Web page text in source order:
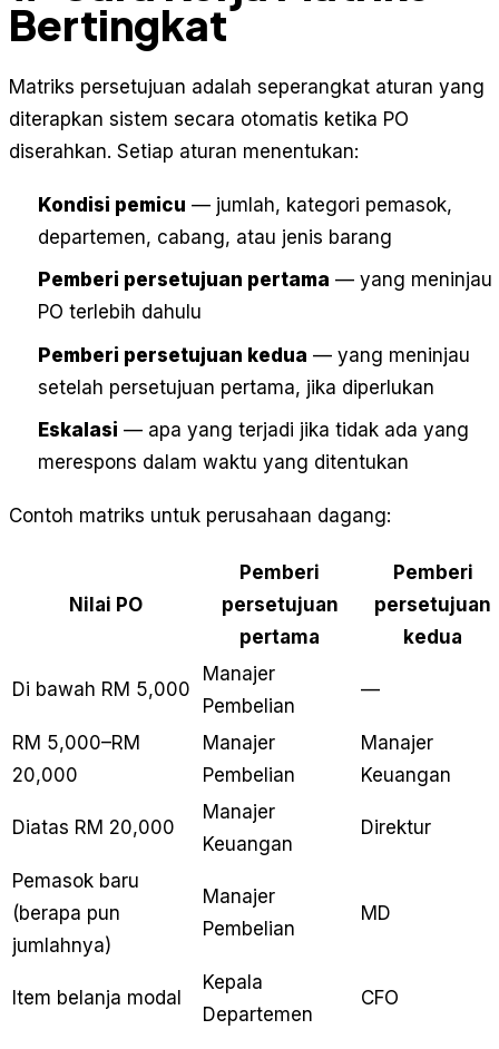
Bertingkat
Matriks persetujuan adalah seperangkat aturan yang
diterapkan sistem secara otomatis ketika PO
diserahkan. Setiap aturan menentukan:
Kondisi pemicu — jumlah, kategori pemasok,
departemen, cabang, atau jenis barang
Pemberi persetujuan pertama — yang meninjau
PO terlebih dahulu
Pemberi persetujuan kedua — yang meninjau
setelah persetujuan pertama, jika diperlukan
Eskalasi — apa yang terjadi jika tidak ada yang
merespons dalam waktu yang ditentukan
Contoh matriks untuk perusahaan dagang:
Nilai PO
Pemberi
persetujuan
pertama
Pemberi
persetujuan
kedua
Di bawah RM 5,000
Manajer
Pembelian
—
RM 5,000–RM
20,000
Manajer
Pembelian
Manajer
Keuangan
Diatas RM 20,000
Manajer
Keuangan
Direktur
Pemasok baru
(berapa pun
jumlahnya)
Manajer
Pembelian
MD
Item belanja modal
Kepala
Departemen
CFO